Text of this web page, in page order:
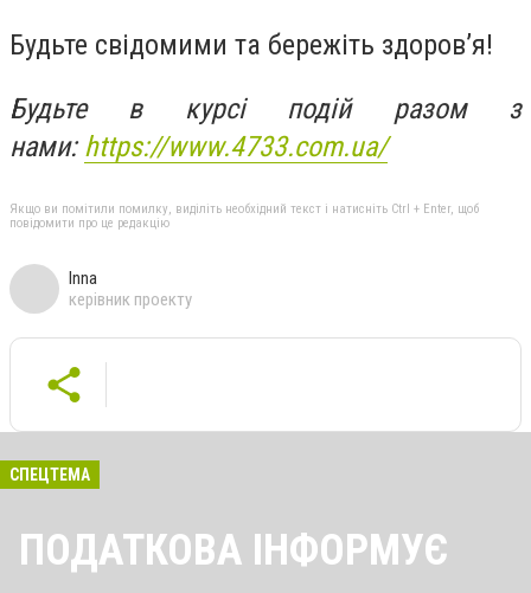
Будьте свідомими та бережіть здоров’я!
Будьте в курсі подій разом з
нами: https://www.4733.com.ua/
Якщо ви помітили помилку, виділіть необхідний текст і натисніть Ctrl + Enter, щоб
повідомити про це редакцію
Inna
керівник проекту
СПЕЦТЕМА
ПОДАТКОВА ІНФОРМУЄ